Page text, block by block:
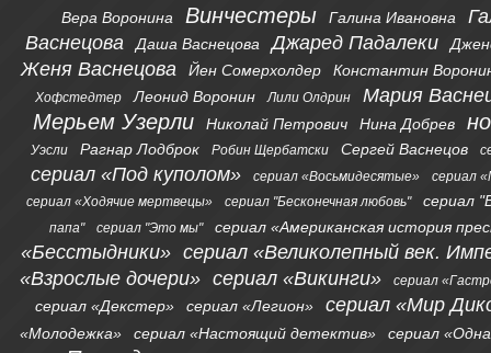
Вера Воронина Винчестеры Галина Ивановна
Васнецова
Даша Васнецова Джаред Падалеки
Женя Васнецова Йен Сомерхолдер Константин
Хофстедтер Леонид Воронин Лили Олдрин Мария
Мерьем Узерли Николай Петрович Нина Добрев
Уэсли Рагнар Лодброк Робин Щербатски Сергей Васнецов
сериал «Под куполом» сериал «Восьмидесятые»
сериал
сериал «Ходячие мертвецы»
сериал "Бесконечная любовь" сериал
папа" сериал "Это мы" сериал «Американская история
«Бесстыдники» сериал «Великолепный век.
«Взрослые дочери» сериал «Викинги» сериал
сериал «Декстер» сериал «Легион» сериал «Мир
«Молодежка» сериал «Настоящий детектив» сериал